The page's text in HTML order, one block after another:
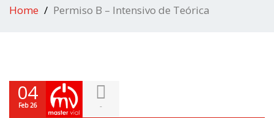
Home Permiso B – Intensivo de Teórica
04
Feb 26 -